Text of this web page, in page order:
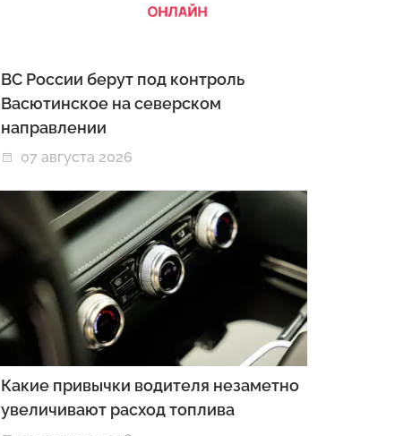
ВС России берут под контроль
Васютинское на северском
направлении
07 августа 2026
Какие привычки водителя незаметно
увеличивают расход топлива